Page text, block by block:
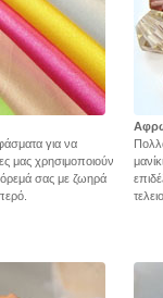
για να
μας χρησιμοποιούν
σας με ζωηρά